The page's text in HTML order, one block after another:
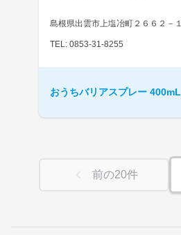
島根県出雲市上塩冶町２６６２－１
TEL: 0853-31-8255
おうちバリアスプレー 400mL
前の20件